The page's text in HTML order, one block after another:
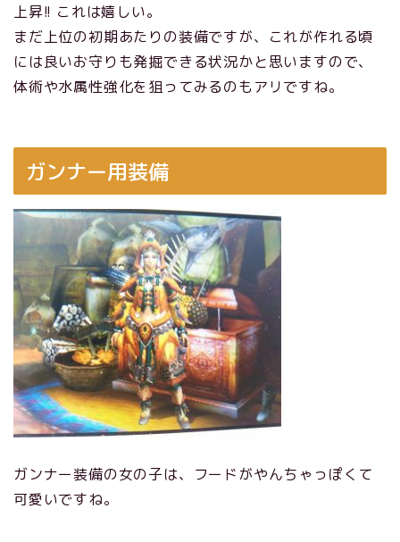
上昇!! これは嬉しい。
まだ上位の初期あたりの装備ですが、これが作れる頃
には良いお守りも発掘できる状況かと思いますので、
体術や水属性強化を狙ってみるのもアリですね。
ガンナー用装備
ガンナー装備の女の子は、フードがやんちゃっぽくて
可愛いですね。